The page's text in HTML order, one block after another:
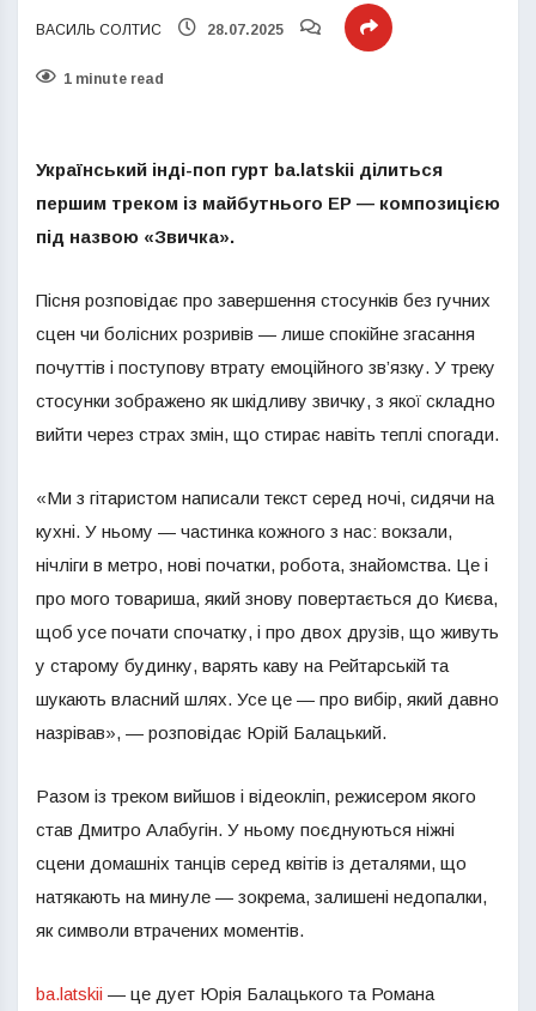
ВАСИЛЬ СОЛТИС 28.07.2025
1 minute read
Український інді-поп гурт ba.latskii ділиться
першим треком із майбутнього ЕР — композицією
під назвою «Звичка».
Пісня розповідає про завершення стосунків без гучних
сцен чи болісних розривів — лише спокійне згасання
почуттів і поступову втрату емоційного зв’язку. У треку
стосунки зображено як шкідливу звичку, з якої складно
вийти через страх змін, що стирає навіть теплі спогади.
«Ми з гітаристом написали текст серед ночі, сидячи на
кухні. У ньому — частинка кожного з нас: вокзали,
нічліги в метро, нові початки, робота, знайомства. Це і
про мого товариша, який знову повертається до Києва,
щоб усе почати спочатку, і про двох друзів, що живуть
у старому будинку, варять каву на Рейтарській та
шукають власний шлях. Усе це — про вибір, який давно
назрівав», — розповідає Юрій Балацький.
Разом із треком вийшов і відеокліп, режисером якого
став Дмитро Алабугін. У ньому поєднуються ніжні
сцени домашніх танців серед квітів із деталями, що
натякають на минуле — зокрема, залишені недопалки,
як символи втрачених моментів.
ba.latskii — це дует Юрія Балацького та Романа